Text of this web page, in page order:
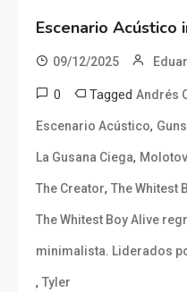
Escenario Acústico
09/12/2025
0 Tagged Andrés
Escenario Acústico,
La Gusana Ciega, Molotov
The Creator, The Whitest
The Whitest Boy Alive
minimalista. Liderados
, Tyler